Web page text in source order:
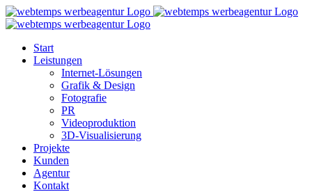
Zum
Inhalt
Start
Leistungen
Internet-Lösungen
Grafik & Design
Fotografie
PR
Videoproduktion
3D-Visualisierung
Projekte
Kunden
Agentur
Kontakt